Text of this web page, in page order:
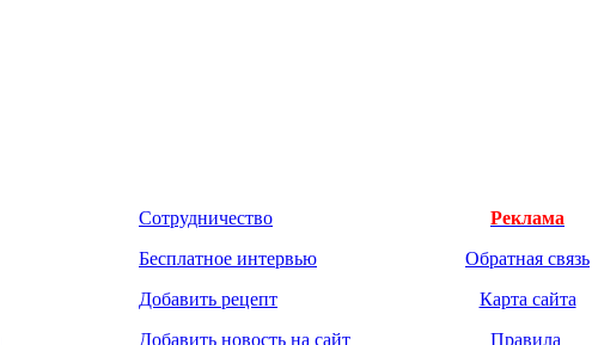
Сотрудничество
Бесплатное интервью
Добавить рецепт
Добавить новость на сайт
Реклама
Обратная связь
Карта сайта
Правила